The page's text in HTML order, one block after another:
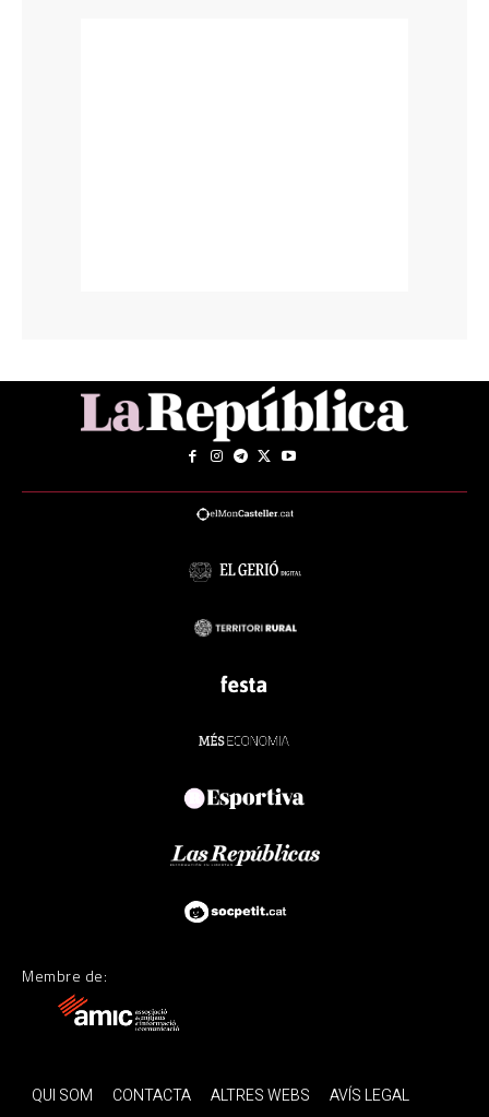
Membre de:
QUI SOM CONTACTA ALTRES WEBS AVÍS LEGAL